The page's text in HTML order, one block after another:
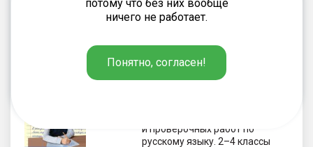
русскому родному языку. 3
класс. К УМК О.М.
Максимук Н.Н., Яценко И.Ф.
и проверочных работ по
русскому языку. 2–4 классы
потому что без них вообще
ничего не работает.
Понятно, согласен!